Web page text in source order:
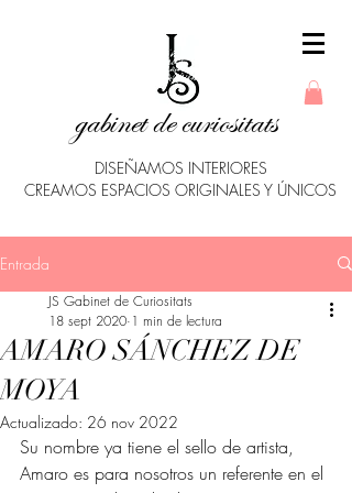
gabinet de curiositats
DISEÑAMOS INTERIORES
CREAMOS ESPACIOS ORIGINALES Y ÚNICOS
Entrada
AMARO SÁNCHEZ DE
MOYA
JS Gabinet de Curiositats
18 sept 2020 1 min de lectura
Actualizado: 26 nov 2022
Su nombre ya tiene el sello de artista,
Amaro es para nosotros un referente en el